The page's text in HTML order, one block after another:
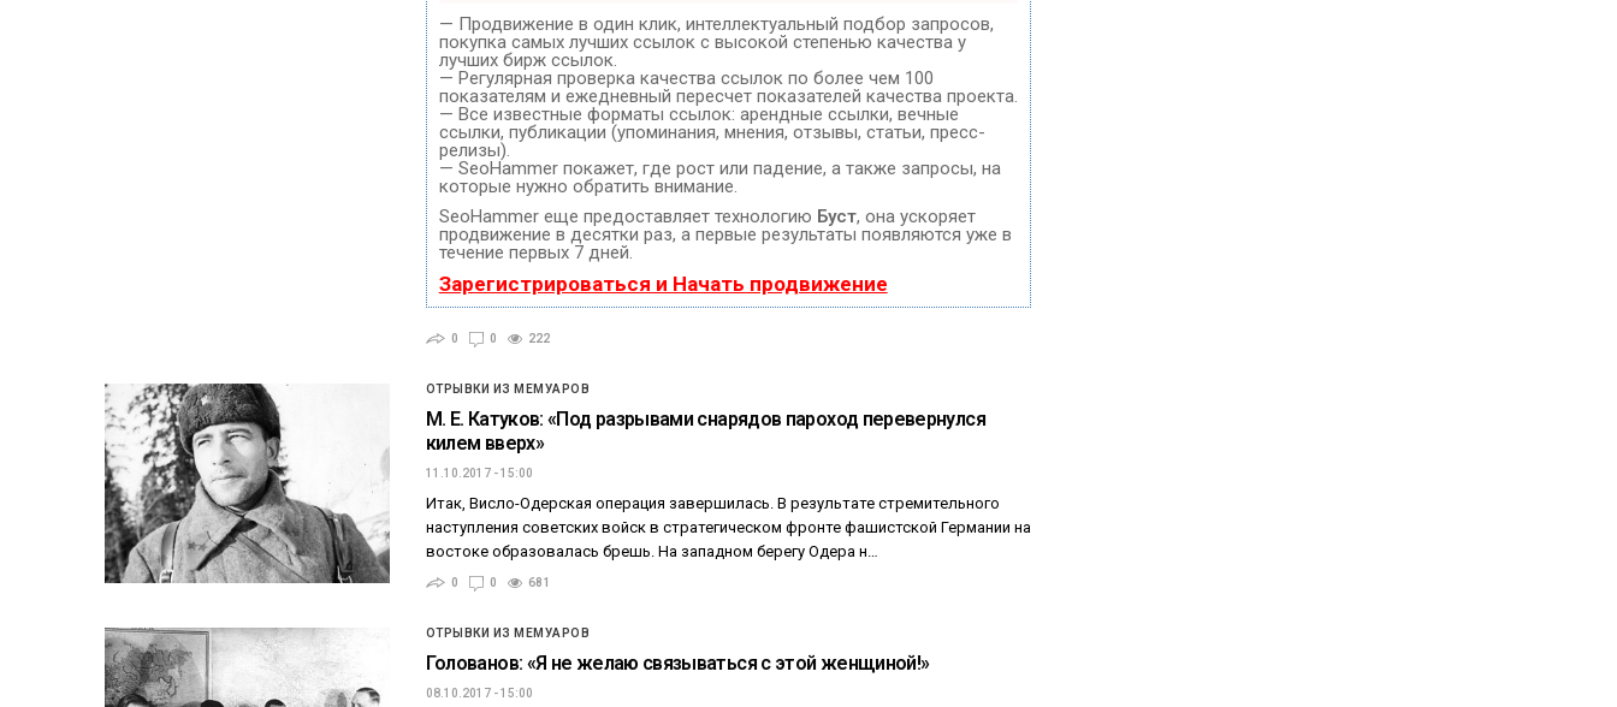
— Продвижение в один клик, интеллектуальный подбор запросов,
покупка самых лучших ссылок с высокой степенью качества у
лучших бирж ссылок.
— Регулярная проверка качества ссылок по более чем 100
показателям и ежедневный пересчет показателей качества проекта.
— Все известные форматы ссылок: арендные ссылки, вечные
ссылки, публикации (упоминания, мнения, отзывы, статьи, пресс-
релизы).
— SeoHammer покажет, где рост или падение, а также запросы, на
которые нужно обратить внимание.
SeoHammer еще предоставляет технологию Буст, она ускоряет
продвижение в десятки раз, а первые результаты появляются уже в
течение первых 7 дней.
Зарегистрироваться и Начать продвижение
0 0 222
ОТРЫВКИ ИЗ МЕМУАРОВ
М. Е. Катуков: «Под разрывами снарядов пароход перевернулся
килем вверх»
11.10.2017 - 15:00
Итак, Висло-Одерская операция завершилась. В результате стремительного
наступления советских войск в стратегическом фронте фашистской Германии на
востоке образовалась брешь. На западном берегу Одера н…
0 0 681
ОТРЫВКИ ИЗ МЕМУАРОВ
Голованов: «Я не желаю связываться с этой женщиной!»
08.10.2017 - 15:00